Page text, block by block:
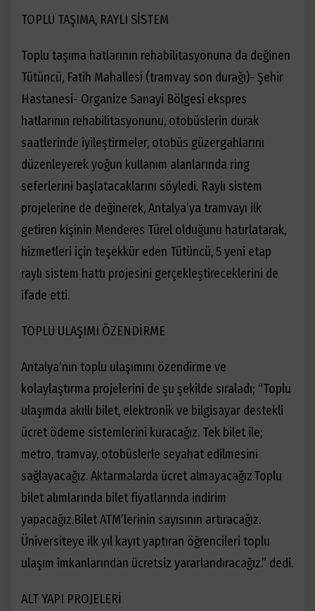
TOPLU TAŞIMA, RAYLI SİSTEM
Toplu taşıma hatlarının rehabilitasyonuna da değinen
Tütüncü, Fatih Mahallesi (tramvay son durağı)- Şehir
Hastanesi- Organize Sanayi Bölgesi ekspres
hatlarının rehabilitasyonunu, otobüslerin durak
saatlerinde iyileştirmeler, otobüs güzergahlarını
düzenleyerek yoğun kullanım alanlarında ring
seferlerini başlatacaklarını söyledi. Raylı sistem
projelerine de değinerek, Antalya’ya tramvayı ilk
getiren kişinin Menderes Türel olduğunu hatırlatarak,
hizmetleri için teşekkür eden Tütüncü, 5 yeni etap
raylı sistem hattı projesini gerçekleştireceklerini de
ifade etti.
TOPLU ULAŞIMI ÖZENDİRME
Antalya’nın toplu ulaşımını özendirme ve
kolaylaştırma projelerini de şu şekilde sıraladı; “Toplu
ulaşımda akıllı bilet, elektronik ve bilgisayar destekli
ücret ödeme sistemlerini kuracağız. Tek bilet ile;
metro, tramvay, otobüslerle seyahat edilmesini
sağlayacağız. Aktarmalarda ücret almayacağız.Toplu
bilet alımlarında bilet fiyatlarında indirim
yapacağız.Bilet ATM’lerinin sayısının artıracağız.
Üniversiteye ilk yıl kayıt yaptıran öğrencileri toplu
ulaşım imkanlarından ücretsiz yararlandıracağız.” dedi.
ALT YAPI PROJELERİ